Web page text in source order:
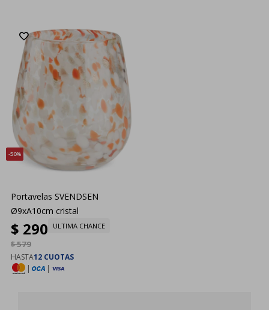
50
Portavelas SVENDSEN
Ø9xA10cm cristal
$ 290
$579
ULTIMA CHANCE
HASTA12 CUOTAS
|
|